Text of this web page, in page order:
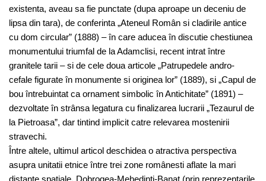
existenta, aveau sa fie punctate (dupa aproape un deceniu de
lipsa din tara), de conferinta „Ateneul Român si cladirile antice
cu dom circular” (1888) – în care aducea în discutie chestiunea
monumentului triumfal de la Adamclisi, recent intrat între
granitele tarii – si de cele doua articole „Patrupedele andro-
cefale figurate în monumente si originea lor” (1889), si „Capul de
bou întrebuintat ca ornament simbolic în Antichitate” (1891) –
dezvoltate în strânsa legatura cu finalizarea lucrarii „Tezaurul de
la Pietroasa”, dar tintind implicit catre relevarea mostenirii
stravechi.
Între altele, ultimul articol deschidea o atractiva perspectiva
asupra unitatii etnice între trei zone românesti aflate la mari
distante spatiale, Dobrogea-Mehedinti-Banat (prin reprezentarile